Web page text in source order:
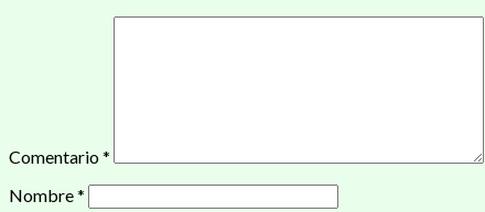
Comentario*
Nombre*